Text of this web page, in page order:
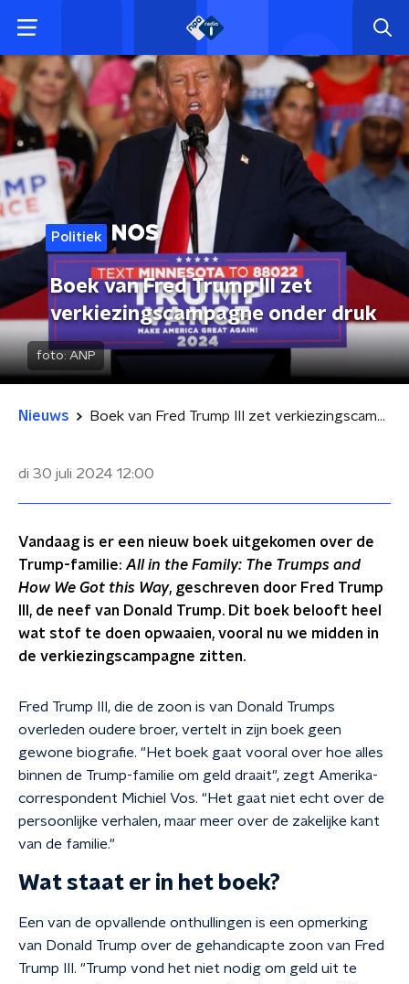
Politiek
Boek van Fred Trump III zet
verkiezingscampagne onder druk
foto: ANP
Nieuws Boek van Fred Trump III zet verkiezingscampagne onder druk
di 30 juli 2024 12:00
Vandaag is er een nieuw boek uitgekomen over de
Trump-familie: All in the Family: The Trumps and
How We Got this Way, geschreven door Fred Trump
III, de neef van Donald Trump. Dit boek belooft heel
wat stof te doen opwaaien, vooral nu we midden in
de verkiezingscampagne zitten.
Fred Trump III, die de zoon is van Donald Trumps
overleden oudere broer, vertelt in zijn boek geen
gewone biografie. "Het boek gaat vooral over hoe alles
binnen de Trump-familie om geld draait", zegt Amerika-
correspondent Michiel Vos. "Het gaat niet echt over de
persoonlijke verhalen, maar meer over de zakelijke kant
van de familie."
Wat staat er in het boek?
Een van de opvallende onthullingen is een opmerking
van Donald Trump over de gehandicapte zoon van Fred
Trump III. "Trump vond het niet nodig om geld uit te